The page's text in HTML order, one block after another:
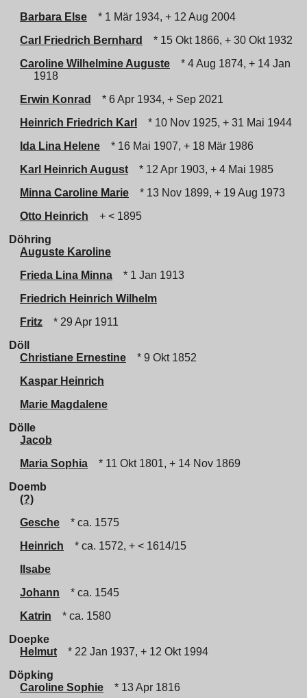
Barbara Else
* 1 Mär 1934, + 12 Aug 2004
Carl Friedrich Bernhard
* 15 Okt 1866, + 30 Okt 1932
Caroline Wilhelmine Auguste
* 4 Aug 1874, + 14 Jan
1918
Erwin Konrad
* 6 Apr 1934, + Sep 2021
Heinrich Friedrich Karl
* 10 Nov 1925, + 31 Mai 1944
Ida Lina Helene
* 16 Mai 1907, + 18 Mär 1986
Karl Heinrich August
* 12 Apr 1903, + 4 Mai 1985
Minna Caroline Marie
* 13 Nov 1899, + 19 Aug 1973
Otto Heinrich
+ < 1895
Döhring
Auguste Karoline
Frieda Lina Minna
* 1 Jan 1913
Friedrich Heinrich Wilhelm
Fritz
* 29 Apr 1911
Döll
Christiane Ernestine
* 9 Okt 1852
Kaspar Heinrich
Marie Magdalene
Dölle
Jacob
Maria Sophia
* 11 Okt 1801, + 14 Nov 1869
Doemb
(?)
Gesche
* ca. 1575
Heinrich
* ca. 1572, + < 1614/15
Ilsabe
Johann
* ca. 1545
Katrin
* ca. 1580
Doepke
Helmut
* 22 Jan 1937, + 12 Okt 1994
Döpking
Caroline Sophie
* 13 Apr 1816